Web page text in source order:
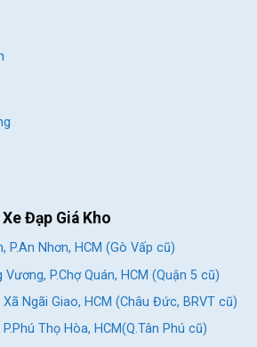
Điện Ava Hot Girl 12 Inch
cải tiến hơn với vị trí 3 yên xe nhỏ gọn,
Đạp Giá Kho
P.An Nhơn, HCM (Gò Vấp cũ)
P.Chợ Quán, HCM (Quận 5 cũ)
Ngãi Giao, HCM (Châu Đức, BRVT cũ)
Thọ Hòa, HCM(Q.Tân Phú cũ)